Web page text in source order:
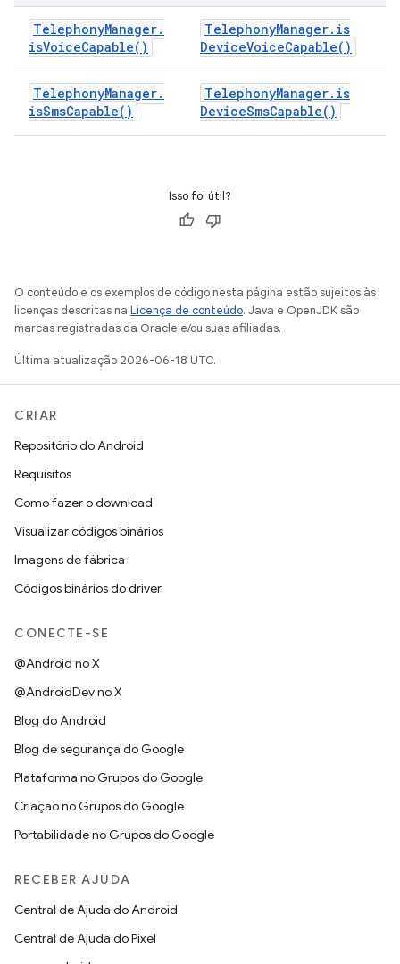
TelephonyManager.
isVoiceCapable( )
TelephonyManager. is
DeviceVoiceCapable( )
TelephonyManager.
isSmsCapable( )
TelephonyManager. is
DeviceSmsCapable( )
Isso foi útil?
O conteúdo e os exemplos de código nesta página estão sujeitos às
licenças descritas na Licença de conteúdo. Java e OpenJDK são
marcas registradas da Oracle e/ou suas afiliadas.
Última atualização 2026-06-18 UTC.
CRIAR
Repositório do Android
Requisitos
Como fazer o download
Visualizar códigos binários
Imagens de fábrica
Códigos binários do driver
CONECTE-SE
@Android no X
@AndroidDev no X
Blog do Android
Blog de segurança do Google
Plataforma no Grupos do Google
Criação no Grupos do Google
Portabilidade no Grupos do Google
RECEBER AJUDA
Central de Ajuda do Android
Central de Ajuda do Pixel